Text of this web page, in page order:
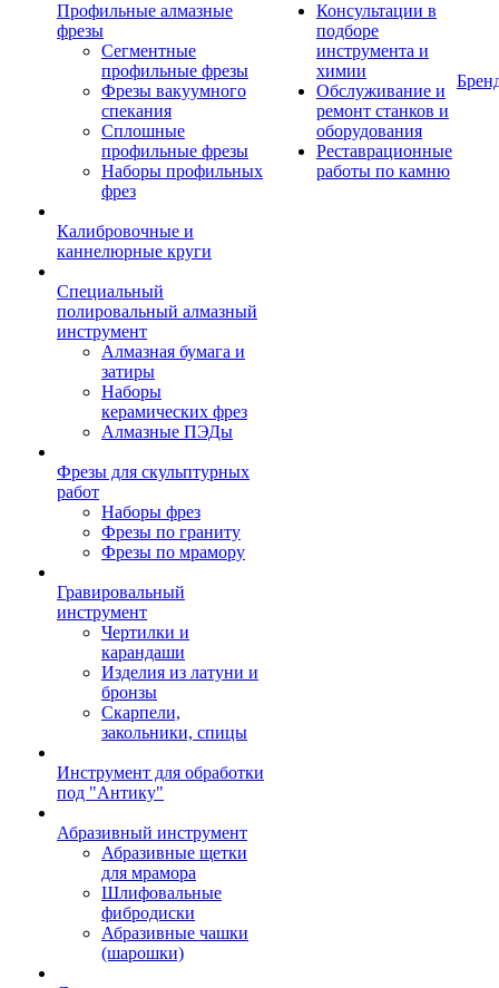
Профильные алмазные
фрезы
Сегментные
профильные фрезы
Фрезы вакуумного
спекания
Сплошные
профильные фрезы
Наборы профильных
фрез
Калибровочные и
каннелюрные круги
Специальный
полировальный алмазный
инструмент
Алмазная бумага и
затиры
Наборы
керамических фрез
Алмазные ПЭДы
Фрезы для скульптурных
работ
Наборы фрез
Фрезы по граниту
Фрезы по мрамору
Гравировальный
инструмент
Чертилки и
карандаши
Изделия из латуни и
бронзы
Скарпели,
закольники, спицы
Инструмент для обработки
под "Антику"
Абразивный инструмент
Абразивные щетки
для мрамора
Шлифовальные
фибродиски
Абразивные чашки
(шарошки)
Консультации в
подборе
инструмента и
химии
Обслуживание и
ремонт станков и
оборудования
Реставрационные
работы по камню